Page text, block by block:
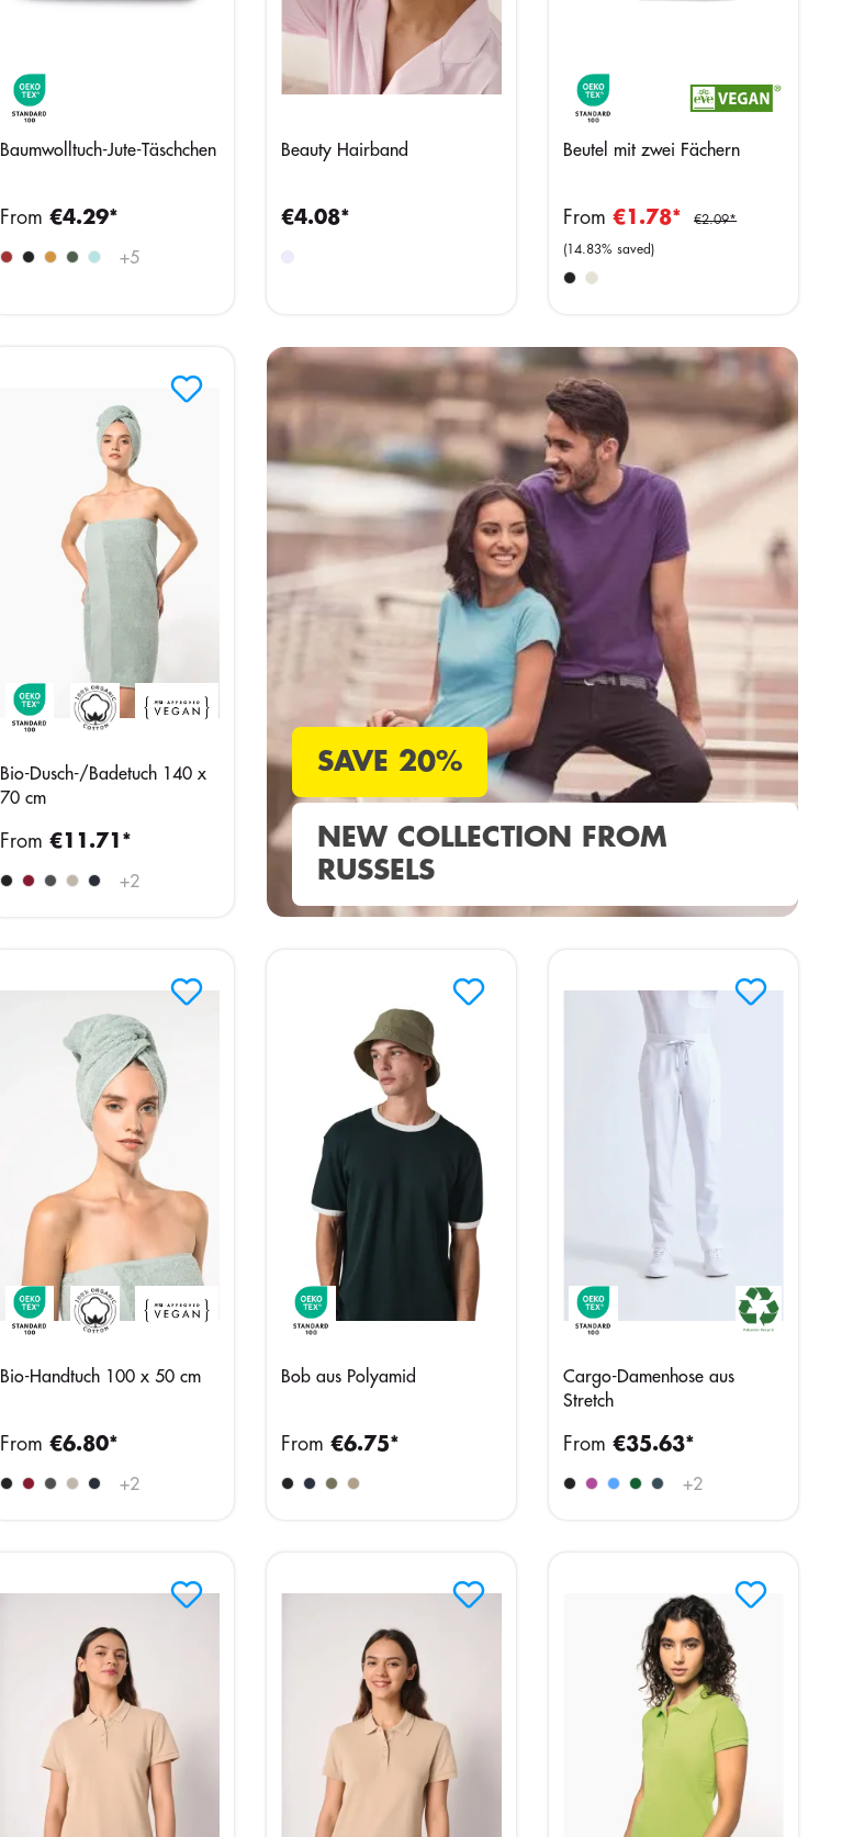
Baumwolltuch-Jute-Täschchen
+5
From €4.29*
Beauty Hairband
€4.08*
Beutel mit zwei Fächern
From€1.78* €2.09*
(14.83% saved)
Bio-Dusch-/Badetuch 140 x
70 cm
+2
From €11.71*
SAVE 20%
NEW COLLECTION FROM
RUSSELS
Bio-Handtuch 100 x 50 cm
+2
From €6.80*
Bob aus Polyamid
From€6.75*
Cargo-Damenhose aus
Stretch
+2
From€35.63*